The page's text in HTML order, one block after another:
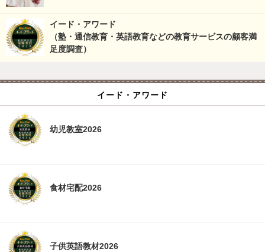
イード・アワード
（塾・通信教育・英語教育などの教育サービスの顧客満
足度調査）
イード・アワード
幼児教室2026
食材宅配2026
子供英語教材2026